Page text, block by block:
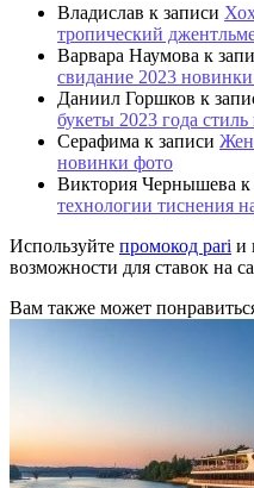
Владислав к записи
тропический
Варвара Наумова к
свидание 2023
Даниил Горшков к
букеты 2023 года
Серафима к записи
новинки фото
Виктория Чернышева к
технологии тиснения
Используйте промокод pari и
возможности для ставок на
Вам также может